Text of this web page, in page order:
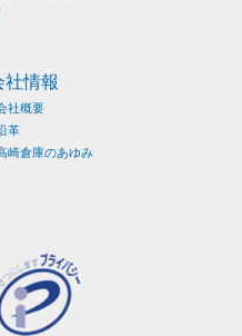
社情報
社概要
革
崎倉庫のあゆみ